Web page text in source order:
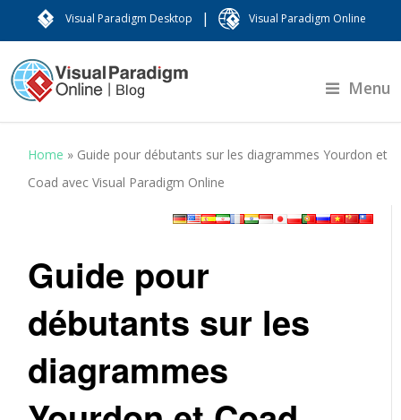
Visual Paradigm Desktop | Visual Paradigm Online
Menu
Home » Guide pour débutants sur les diagrammes Yourdon et
Coad avec Visual Paradigm Online
Guide pour
débutants sur les
diagrammes